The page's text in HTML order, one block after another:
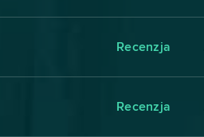
Recenzja
Recenzja